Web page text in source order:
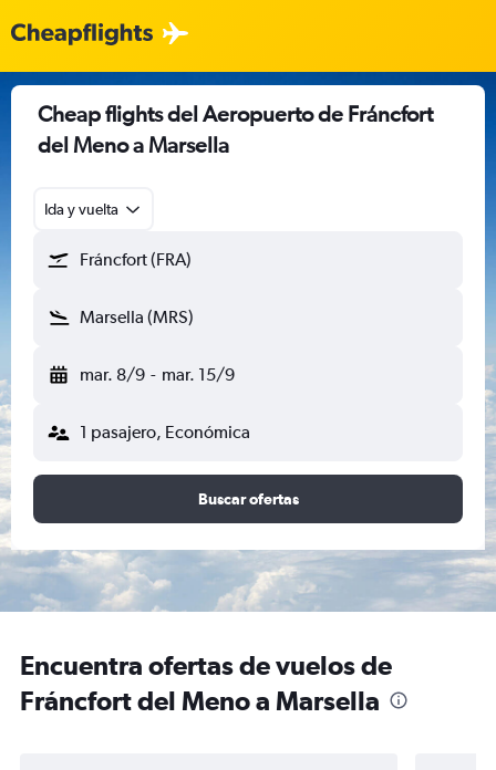
Cheap flights del Aeropuerto de Fráncfort
del Meno a Marsella
Ida y vuelta
Fráncfort (FRA)
Marsella (MRS)
mar. 8/9 - mar. 15/9
1 pasajero, Económica
Buscar ofertas
Encuentra ofertas de vuelos de
Fráncfort del Meno a Marsella